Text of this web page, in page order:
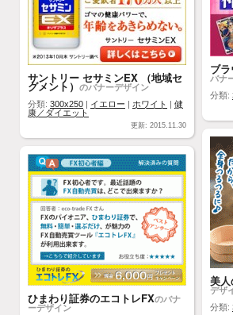
ブ
バナ
分類:
サントリー セサミンEX （地域セ
グメント） のバナーデザイン
分類: 300x250 イエロー ホワイト
健
康／ダイエット
更新: 2015.11.30
美
デザ
分類:
ひまわり証券のエコトレFXのバナ
ーデザイン